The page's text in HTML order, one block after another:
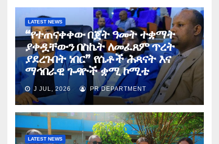
LATEST NEWS
“የተጠናቀቀው በጀት ዓመት ተቋማት
ያቀዷቸውን በስኬት ለመፈጸም ጥረት
ያደረጉበት ነበር” የሴቶች ሕጻናት እና
ማኅበራዊ ጉዳዮች ቋሚ ኮሚቴ
J JUL, 2026 PR DEPARTMENT
LATEST NEWS